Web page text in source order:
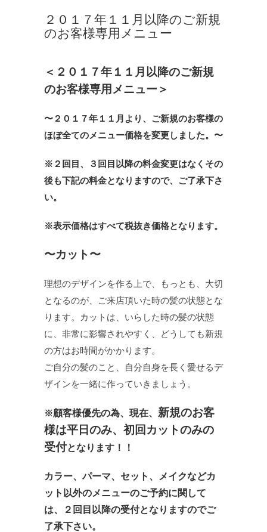
２０１７年１１月以降のご新規
のお客様専用メニュー
＜２０１７年１１月以降のご新規
のお客様専用メニュー＞
〜２０１７年１１月より、ご新規のお客様の
ほぼ全てのメニュー価格を変更しました。〜
※２回目、３回目以降の料金変更はなくその
後も下記の料金となりますので、ご了承下さ
い。
※表示価格はすべて税抜き価格となります。
〜カット〜
理想のデザインを作る上で、もっとも、大切
となるのが、ご来店頂いた時の髪の状態とな
ります。カットは、いらした時の髪の状態
に、非常に影響されやすく、どうしても新規
の方はお時間がかかります。
ご自分の髪のこと、自分自身を長く愛せるデ
ザインを一緒に作っていきましょう。
※顧客様優先の為、現在、 新規のお客
様は平日のみ、初回カットのみの
受付となります！！
カラー、パーマ、セット、メイクなどカ
ット以外のメニューのご予約に関して
は、２回目以降の受付となりますのでご
了承下さい。